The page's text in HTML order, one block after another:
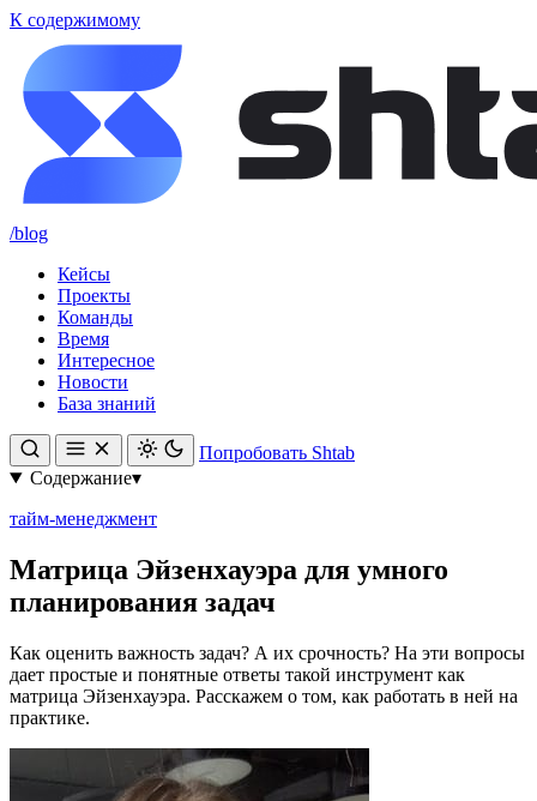
К содержимому
/blog
Кейсы
Проекты
Команды
Время
Интересное
Новости
База знаний
Попробовать Shtab
Содержание▾
тайм-менеджмент
Матрица Эйзенхауэра для умного
планирования задач
Как оценить важность задач? А их срочность? На эти вопросы
дает простые и понятные ответы такой инструмент как
матрица Эйзенхауэра. Расскажем о том, как работать в ней на
практике.